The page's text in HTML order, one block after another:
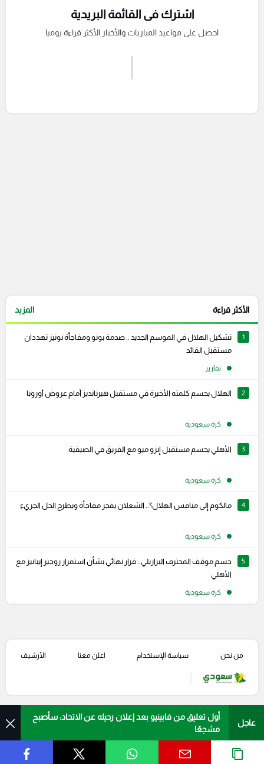
اشترك فى القائمة البريدية
احصل على مواعيد المباريات والأخبار الأكثر قراءة يوميا
الأكثر قراءة المزيد
1
تشكيل الهلال في الموسم الجديد .. صدمة بونو ومفاجأة نونيز تهددان
مستقبل القائد
تقارير
2 الهلال يحسم كلمته الأخيرة في مستقبل هيرنانديز أمام عروض أوروبا
كرة سعودية
3 الأهلي يحسم مستقبل إنزو ميو مع الفريق في الصيفية
كرة سعودية
4 مالكوم إلى منافس الهلال؟.. الشعلان يفجر مفاجأة ويطرح الحل الجريء
كرة سعودية
5
حسم موقف المحترف البرازيلي.. قرار نهائي بشأن استمرار روجير إيبانيز مع
الأهلي
كرة سعودية
عاجل
أول تعليق من فابينيو بعد إعلان رحيله عن الاتحاد: سأصبح
مشجعًا
من نحن سياسة الإستخدام اعلن معنا الأرشيف